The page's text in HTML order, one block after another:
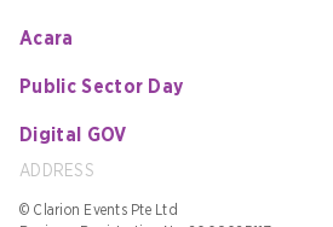
Acara
Public Sector Day
Digital GOV
ADDRESS
© Clarion Events Pte Ltd